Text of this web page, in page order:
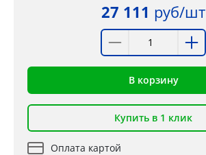
27 111 руб/шт
В корзину
Купить в 1 клик
Оплата картой